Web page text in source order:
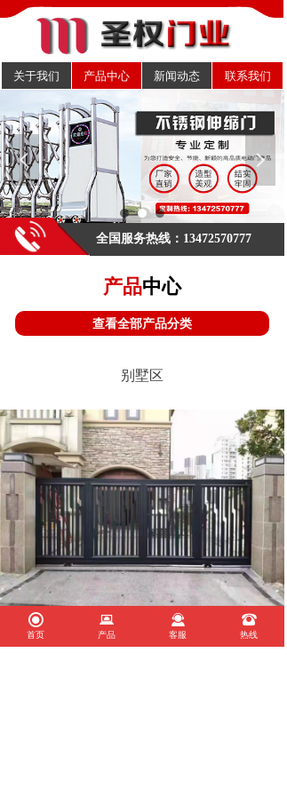
欢迎来到圣权门业官方网站！
넳 넲
关于我们
.
产品中心
全国服务热线：13472570777
新闻动态 联系我们
别墅区
查看全部产品分类
产品中心
끧
首页
뀵
产品
끤
客服
뀰
热线